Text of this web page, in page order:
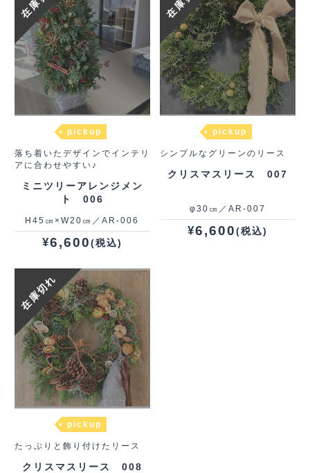
pickup
落ち着いたデザインでインテリ
アに合わせやすい♪
ミニツリーアレンジメン
ト 006
H45㎝×W20㎝／AR-006
¥6,600(税込)
pickup
シンプルなグリーンのリース
クリスマスリース 007
φ30㎝／AR-007
¥6,600(税込)
在庫切れ
pickup
たっぷりと飾り付けたリース
クリスマスリース 008